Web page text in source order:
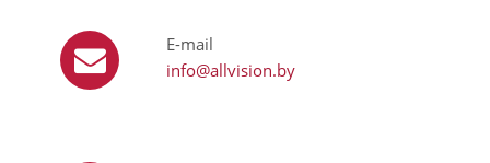
E-mail
info@allvision.by